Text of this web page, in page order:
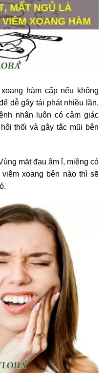
hàm cấp nếu không
dễ gây tái phát nhiều lần,
nhân luôn có cảm giác
thối và gây tắc mũi bên
mặt đau âm ỉ, miệng có
xoang bên nào thì sẽ